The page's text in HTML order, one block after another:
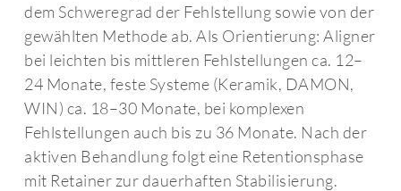
dem Schweregrad der Fehlstellung sowie von der
gewählten Methode ab. Als Orientierung: Aligner
bei leichten bis mittleren Fehlstellungen ca. 12–
24 Monate, feste Systeme (Keramik, DAMON,
WIN) ca. 18–30 Monate, bei komplexen
Fehlstellungen auch bis zu 36 Monate. Nach der
aktiven Behandlung folgt eine Retentionsphase
mit Retainer zur dauerhaften Stabilisierung.